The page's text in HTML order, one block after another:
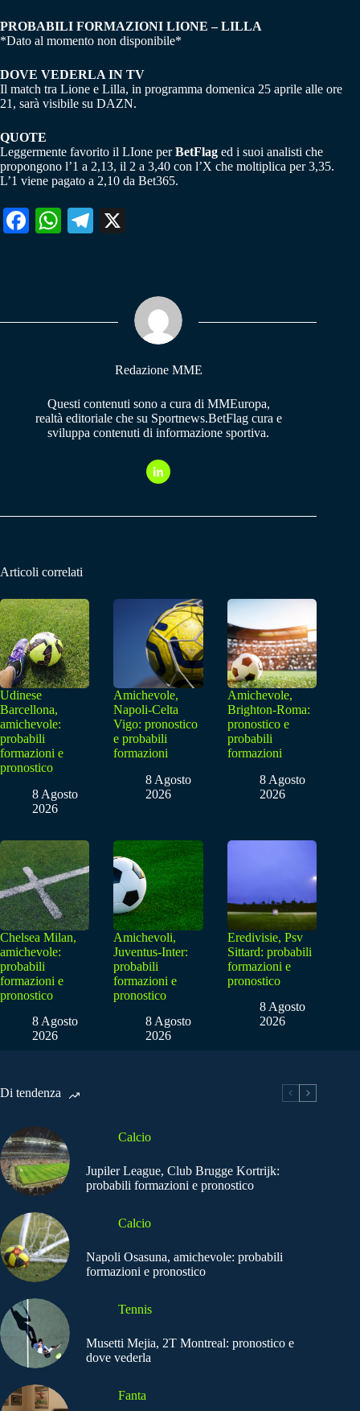
PROBABILI FORMAZIONI LIONE – LILLA
*Dato al momento non disponibile*
DOVE VEDERLA IN TV
Il match tra Lione e Lilla, in programma domenica 25 aprile alle ore
21, sarà visibile su DAZN.
QUOTE
Leggermente favorito il LIone perBetFlag ed i suoi analisti che
propongono l’1 a 2,13, il 2 a 3,40 con l’X che moltiplica per 3,35.
L’1 viene pagato a 2,10 da Bet365.
Fa W
pp
Te
m
Redazione MME
Questi contenuti sono a cura di MMEuropa,
realtà editoriale che su Sportnews.BetFlag cura e
sviluppa contenuti di informazione sportiva.
Articoli correlati
Udinese
Barcellona,
amichevole:
probabili
formazioni e
pronostico
8 Agosto
2026
Amichevole,
Napoli-Celta
Vigo: pronostico
e probabili
formazioni
8 Agosto
2026
Amichevole,
Brighton-Roma:
pronostico e
probabili
formazioni
8 Agosto
2026
Chelsea Milan,
amichevole:
probabili
formazioni e
pronostico
8 Agosto
2026
Amichevoli,
Juventus-Inter:
probabili
formazioni e
pronostico
8 Agosto
2026
Eredivisie, Psv
Sittard: probabili
formazioni e
pronostico
8 Agosto
2026
Di tendenza
Calcio
Jupiler League, Club Brugge Kortrijk:
probabili formazioni e pronostico
Calcio
Napoli Osasuna, amichevole: probabili
formazioni e pronostico
Tennis
Musetti Mejia, 2T Montreal: pronostico e
dove vederla
Fanta